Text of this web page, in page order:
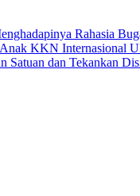
Rahasia
KKN Internasional
Satuan dan Tekankan